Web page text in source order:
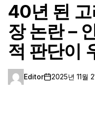
40년 된
장 논란 –
적 판단이
Editor 2025년 11월